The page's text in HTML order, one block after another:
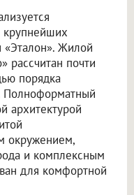
крупнейших
«Эталон». Жилой
рассчитан почти
порядка
Полноформатный
архитектурой
окружением,
и комплексным
для комфортной